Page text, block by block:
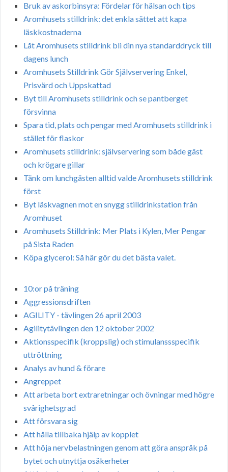
Bruk av askorbinsyra: Fördelar för hälsan och tips
Aromhusets stilldrink: det enkla sättet att kapa
läskkostnaderna
Låt Aromhusets stilldrink bli din nya standarddryck till
dagens lunch
Aromhusets Stilldrink Gör Självservering Enkel,
Prisvärd och Uppskattad
Byt till Aromhusets stilldrink och se pantberget
försvinna
Spara tid, plats och pengar med Aromhusets stilldrink i
stället för flaskor
Aromhusets stilldrink: självservering som både gäst
och krögare gillar
Tänk om lunchgästen alltid valde Aromhusets stilldrink
först
Byt läskvagnen mot en snygg stilldrinkstation från
Aromhuset
Aromhusets Stilldrink: Mer Plats i Kylen, Mer Pengar
på Sista Raden
Köpa glycerol: Så här gör du det bästa valet.
10:or på träning
Aggressionsdriften
AGILITY - tävlingen 26 april 2003
Agilitytävlingen den 12 oktober 2002
Aktionsspecifik (kroppslig) och stimulanssspecifik
uttröttning
Analys av hund & förare
Angreppet
Att arbeta bort extraretningar och övningar med högre
svårighetsgrad
Att försvara sig
Att hålla tillbaka hjälp av kopplet
Att höja nervbelastningen genom att göra anspråk på
bytet och utnyttja osäkerheter